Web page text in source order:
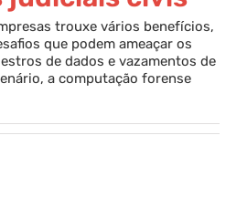
trouxe vários benefícios,
que podem ameaçar os
de dados e vazamentos de
a computação forense